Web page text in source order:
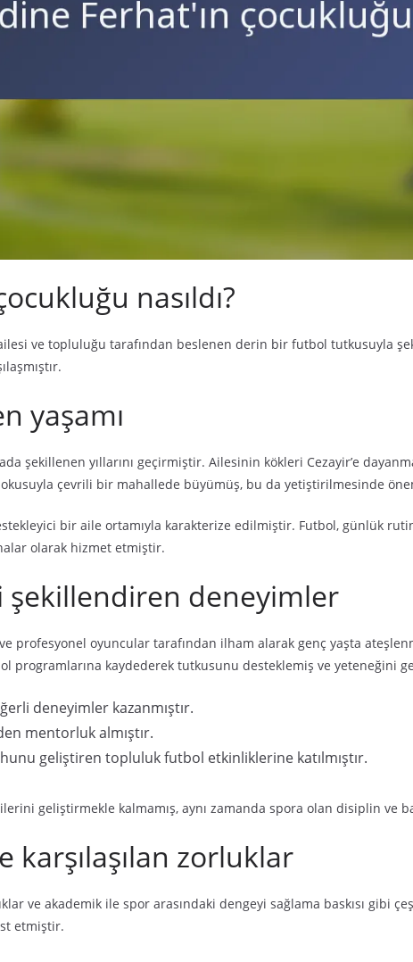
nasıldı?
ailesi ve topluluğu tarafından beslenen derin bir futbol tutkusuyla
yaşamı
şekillenen yıllarını geçirmiştir. Ailesinin kökleri Cezayir’e
çevrili bir mahallede büyümüş, bu da yetiştirilmesinde
bir aile ortamıyla karakterize edilmiştir. Futbol, günlük
olarak hizmet etmiştir.
şekillendiren deneyimler
profesyonel oyuncular tarafından ilham alarak genç yaşta
programlarına kaydederek tutkusunu desteklemiş ve yeteneğini
deneyimler kazanmıştır.
mentorluk almıştır.
geliştiren topluluk futbol etkinliklerine katılmıştır.
geliştirmekle kalmamış, aynı zamanda spora olan disiplin ve
zorluklar
ve akademik ile spor arasındaki dengeyi sağlama baskısı gibi
etmiştir.